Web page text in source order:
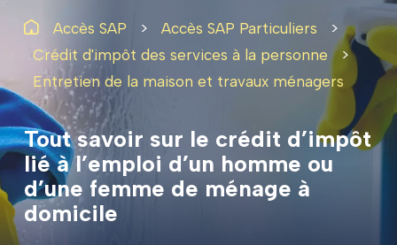
ACTIVITÉS DE SERVICES À LA PERSONNE
CRÉDIT D’IMPÔT
Accès SAP > Accès SAP Particuliers >
Crédit d'impôt des services à la personne >
Entretien de la maison et travaux ménagers
Tout savoir sur le crédit d’impôt
lié à l’emploi d’un homme ou
d’une femme de ménage à
domicile